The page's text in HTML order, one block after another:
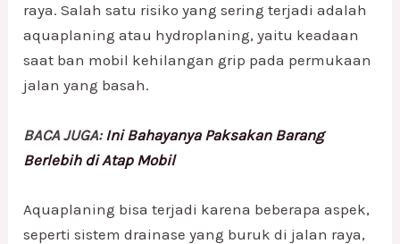
raya. Salah satu risiko yang sering terjadi adalah
aquaplaning atau hydroplaning, yaitu keadaan
saat ban mobil kehilangan grip pada permukaan
jalan yang basah.
BACA JUGA: Ini Bahayanya Paksakan Barang
Berlebih di Atap Mobil
Aquaplaning bisa terjadi karena beberapa aspek,
seperti sistem drainase yang buruk di jalan raya,